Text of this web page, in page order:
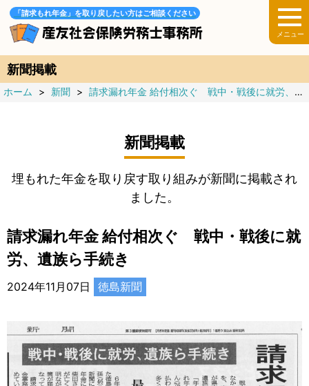
「請求もれ年金」を取り戻したい方はご相談ください
新聞掲載
ホーム > 新聞 > 請求漏れ年金 給付相次ぐ 戦中・戦後に就労、遺族ら手続き 全1回
新聞掲載
埋もれた年金を取り戻す取り組みが新聞に掲載され
ました。
請求漏れ年金 給付相次ぐ 戦中・戦後に就
労、遺族ら手続き
2024年11月07日 徳島新聞